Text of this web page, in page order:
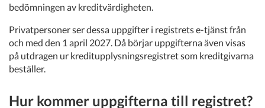
bedömningen av kreditvärdigheten.
Privatpersoner ser dessa uppgifter i registrets e-tjänst från
och med den 1 april 2027. Då börjar uppgifterna även visas
på utdragen ur kreditupplysningsregistret som kreditgivarna
beställer.
Hur kommer uppgifterna till registret?